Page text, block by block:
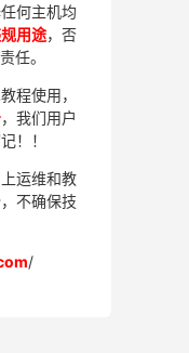
何主机均
用途，否
任。
程使用，
，我们用户
！！
运维和教
不确保技
/